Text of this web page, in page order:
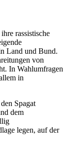
rassistische
Land und Bund.
von
In Wahlumfragen
in
Spagat
dem
legen, auf der